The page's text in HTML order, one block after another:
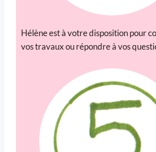
Hélène est à votre disposition pour
vos travaux ou répondre à vos